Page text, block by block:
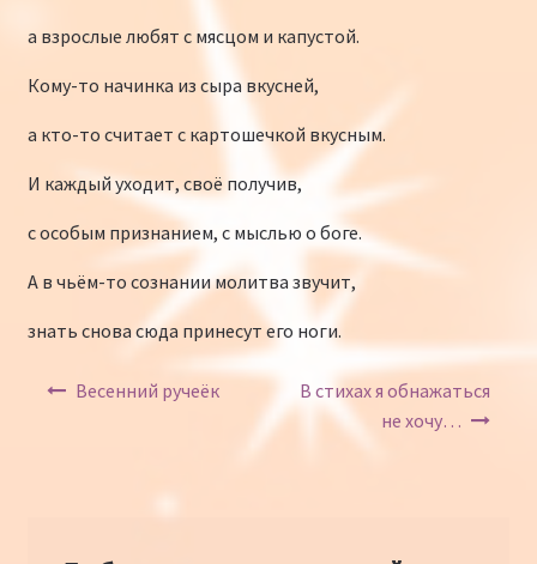
а взрослые любят с мясцом и капустой.
Кому-то начинка из сыра вкусней,
а кто-то считает с картошечкой вкусным.
И каждый уходит, своё получив,
с особым признанием, с мыслью о боге.
А в чьём-то сознании молитва звучит,
знать снова сюда принесут его ноги.
Навигация по записям
Весенний ручеёк
В стихах я обнажаться
не хочу…